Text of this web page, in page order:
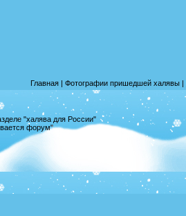
Главная| Фотографии пришедшей халявы|
"халява для России"
форум"